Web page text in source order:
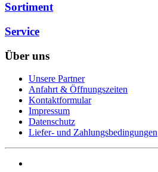
Sortiment
Service
Über uns
Unsere Partner
Anfahrt & Öffnungszeiten
Kontaktformular
Impressum
Datenschutz
Liefer- und Zahlungsbedingungen